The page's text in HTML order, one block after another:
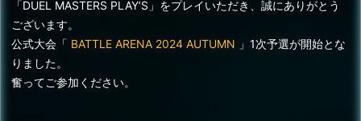
「DUEL MASTERS PLAY’S」をプレイいただき、誠にありがとう
ございます。
公式大会「 BATTLE ARENA 2024 AUTUMN 」1次予選が開始とな
りました。
奮ってご参加ください。